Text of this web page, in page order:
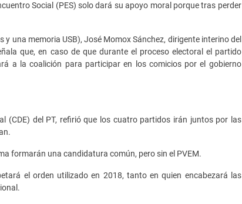
Social (PES) solo dará su apoyo moral porque tras perder
una memoria USB), José Momox Sánchez, dirigente interino del
que, en caso de que durante el proceso electoral el partido
a la coalición para participar en los comicios por el gobierno
(CDE) del PT, refirió que los cuatro partidos irán juntos por las
formarán una candidatura común, pero sin el PVEM.
el orden utilizado en 2018, tanto en quien encabezará las